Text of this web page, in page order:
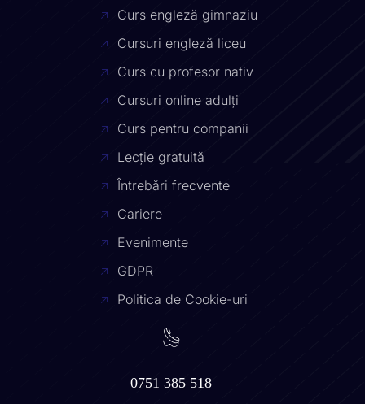
Curs engleză gimnaziu
Cursuri engleză liceu
Curs cu profesor nativ
Cursuri online adulți
Curs pentru companii
Lecție gratuită
Întrebări frecvente
Cariere
Evenimente
GDPR
Politica de Cookie-uri
0751 385 518